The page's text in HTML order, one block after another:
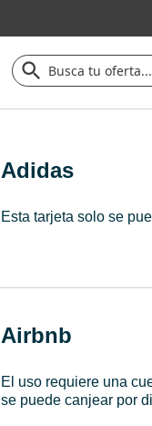
Adidas
Esta tarjeta solo se
Airbnb
El uso requiere una
se puede canjear por